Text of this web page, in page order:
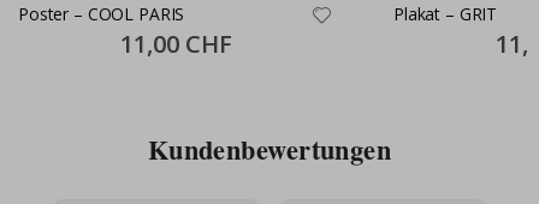
Poster – COOL PARIS
Special
Price
11,00 CHF
Plakat – GRIT
Price
Kundenbewertungen